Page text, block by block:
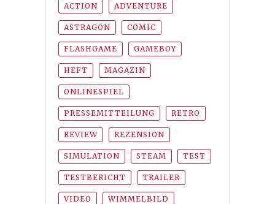
ACTION ADVENTURE
ASTRAGON COMIC
FLASHGAME GAMEBOY
HEFT MAGAZIN
ONLINESPIEL
PRESSEMITTEILUNG RETRO
REVIEW REZENSION
SIMULATION STEAM TEST
TESTBERICHT TRAILER
VIDEO WIMMELBILD